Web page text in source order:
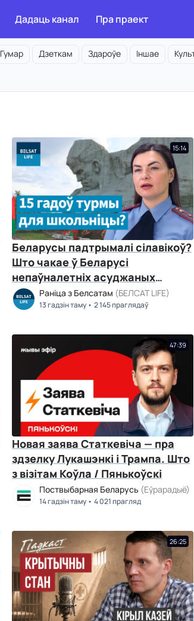
Дадаць канал Пра праект
Гумар Дзеткам Здароўе Іншае
15:14
Беларусы падтрымалі сілавікоў?
Што чакае ў Беларусі
непаўналетніх асуджаных
паводле арт. 328. Белсат
Раніца з Белсатам (БЕЛСАТ LIFE)
13 гадзін таму 2 145 праглядаў
47:39
Новая заява Статкевіча — пра
здзелку Лукашэнкі і Трампа. Што
з візітам Коўла / Пянькоўскі
Поствыбарная Беларусь (Еўрарадыё)
14 гадзін таму 4 021 прагляд
26:25